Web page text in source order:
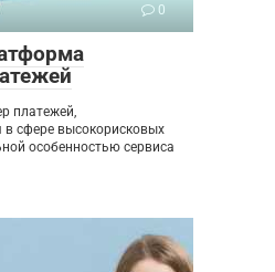
0
платежей,
сфере высокорисковых
особенностью сервиса